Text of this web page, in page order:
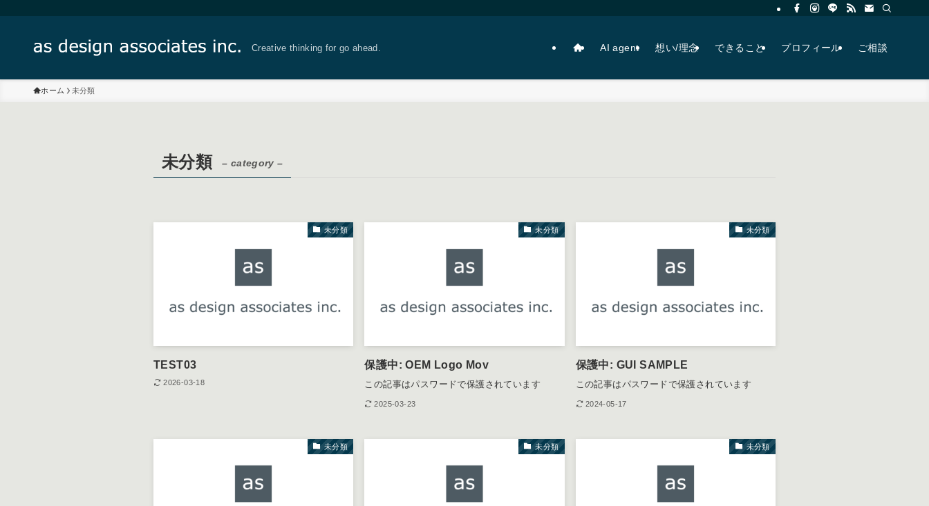
Creative thinking for go ahead. AI agent 想い/理念 できること プロフィール ご相談
ホーム 未分類
未分類 – category –
未分類
TEST03
2026-03-18
未分類
保護中: OEM Logo Mov
この記事はパスワードで保護されています
2025-03-23
未分類
保護中: GUI SAMPLE
この記事はパスワードで保護されています
2024-05-17
未分類 未分類 未分類